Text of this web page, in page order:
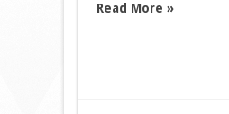
Read More »